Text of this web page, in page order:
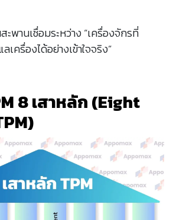
ะพานเชื่อมระหว่าง “เครื่องจักรที่
เครื่องได้อย่างเข้าใจจริง”
8 เสาหลัก (Eight